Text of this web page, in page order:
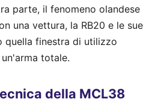
parte, il fenomeno olandese
una vettura, la RB20 e le sue
quella finestra di utilizzo
totale.
della MCL38